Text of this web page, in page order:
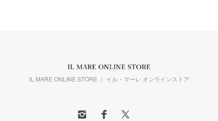
IL MARE ONLINE STORE ｜ イル・マーレ オンラインストア